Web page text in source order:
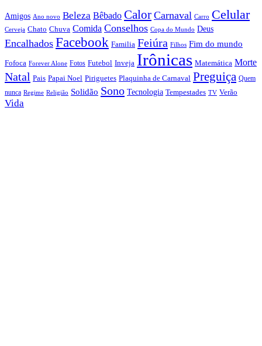
Amigos Ano novo Beleza Bêbado Calor Carnaval Carro Celular
Cerveja Chato Chuva Comida Conselhos Copa do Mundo Deus
Encalhados Facebook Familia Feiúra Filhos Fim do mundo
Fofoca Forever Alone Fotos Futebol Inveja Irônicas Matemática Morte
Natal Pais Papai Noel Piriguetes Plaquinha de Carnaval Preguiça Quem
nunca Regime Religião Solidão Sono Tecnologia Tempestades TV Verão
Vida